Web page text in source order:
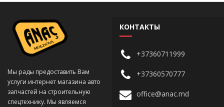
Мы рады предоставить Вам
услуги интернет магазина авто
запчастей на строительную
спецтехнику. Мы являемся
КОНТАКТЫ
+37360711999
+37360570777
office@anac.md